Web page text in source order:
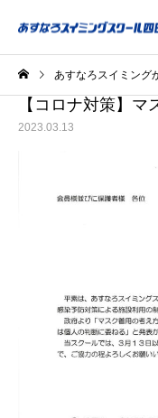
あすなろスイミング
【コロナ対策】マ
2023.03.13